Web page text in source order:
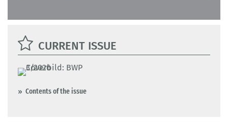
CURRENT ISSUE
Contents of the issue